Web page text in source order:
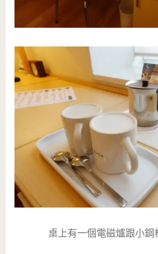
桌上有一個電磁爐跟小鋼